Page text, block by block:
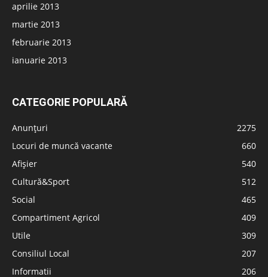
aprilie 2013
martie 2013
februarie 2013
ianuarie 2013
CATEGORIE POPULARĂ
Anunțuri
2275
Locuri de muncă vacante
660
Afișier
540
Cultură&Sport
512
Social
465
Compartiment Agricol
409
Utile
309
Consiliul Local
207
Informatii
206